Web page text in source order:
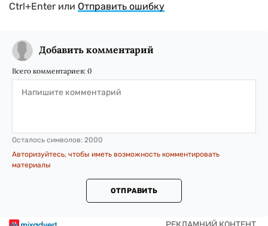
Ctrl+Enter или Отправить ошибку
Добавить комментарий
Всего комментариев: 0
Осталось символов: 2000
Авторизуйтесь, чтобы иметь возможность комментировать
материалы
ОТПРАВИТЬ